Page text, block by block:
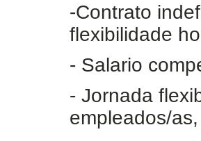
-Contrato
flexibilidade
- Salario
- Jornada
empleados/